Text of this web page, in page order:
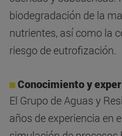
biodegradación de la
nutrientes, así como la
riesgo de eutrofización.
Conocimiento y
El Grupo de Aguas y
años de experiencia en